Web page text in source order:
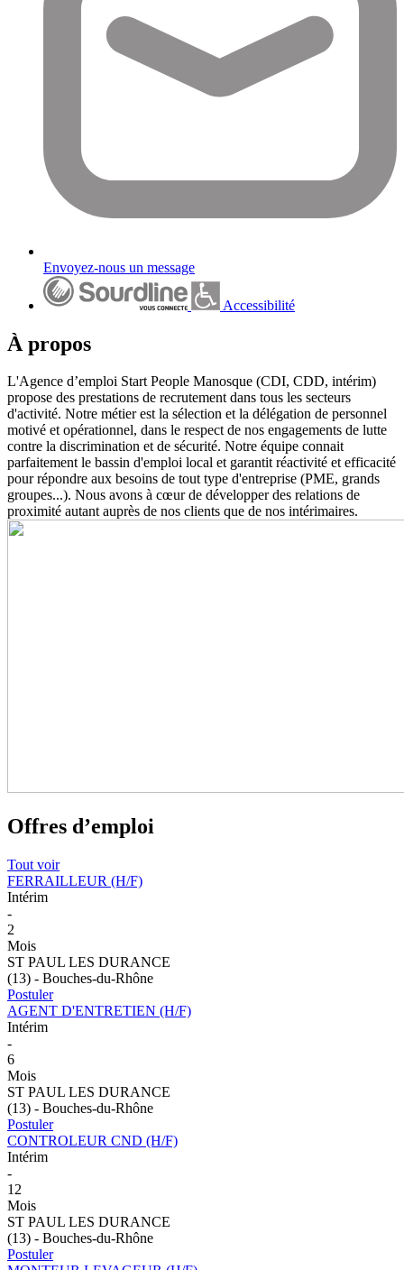
Envoyez-nous un message
Accessibilité
À propos
L'Agence d’emploi Start People Manosque (CDI, CDD, intérim)
propose des prestations de recrutement dans tous les secteurs
d'activité. Notre métier est la sélection et la délégation de personnel
motivé et opérationnel, dans le respect de nos engagements de lutte
contre la discrimination et de sécurité. Notre équipe connait
parfaitement le bassin d'emploi local et garantit réactivité et efficacité
pour répondre aux besoins de tout type d'entreprise (PME, grands
groupes...). Nous avons à cœur de développer des relations de
proximité autant auprès de nos clients que de nos intérimaires.
Offres d’emploi
Tout voir
FERRAILLEUR (H/F)
Intérim
-
2
Mois
ST PAUL LES DURANCE
(13) - Bouches-du-Rhône
Postuler
AGENT D'ENTRETIEN (H/F)
Intérim
-
6
Mois
ST PAUL LES DURANCE
(13) - Bouches-du-Rhône
Postuler
CONTROLEUR CND (H/F)
Intérim
-
12
Mois
ST PAUL LES DURANCE
(13) - Bouches-du-Rhône
Postuler